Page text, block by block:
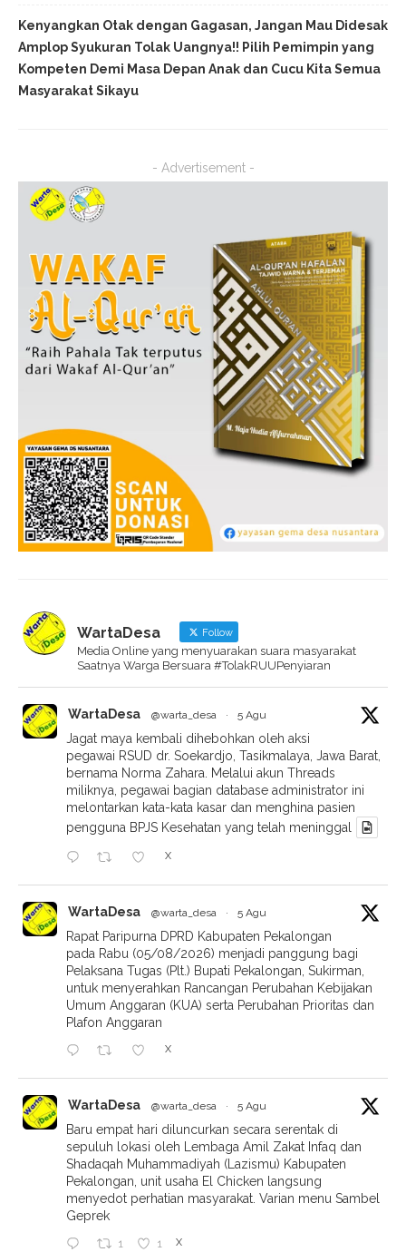
Kenyangkan Otak dengan Gagasan, Jangan Mau Didesak
Amplop Syukuran Tolak Uangnya!! Pilih Pemimpin yang
Kompeten Demi Masa Depan Anak dan Cucu Kita Semua
Masyarakat Sikayu
- Advertisement -
WartaDesa Follow
Media Online yang menyuarakan suara masyarakat
Saatnya Warga Bersuara #TolakRUUPenyiaran
WartaDesa @warta_desa · 5 Agu
Jagat maya kembali dihebohkan oleh aksi
pegawai RSUD dr. Soekardjo, Tasikmalaya, Jawa Barat,
bernama Norma Zahara. Melalui akun Threads
miliknya, pegawai bagian database administrator ini
melontarkan kata-kata kasar dan menghina pasien
pengguna BPJS Kesehatan yang telah meninggal
X
WartaDesa @warta_desa · 5 Agu
Rapat Paripurna DPRD Kabupaten Pekalongan
pada Rabu (05/08/2026) menjadi panggung bagi
Pelaksana Tugas (Plt.) Bupati Pekalongan, Sukirman,
untuk menyerahkan Rancangan Perubahan Kebijakan
Umum Anggaran (KUA) serta Perubahan Prioritas dan
Plafon Anggaran
X
WartaDesa @warta_desa · 5 Agu
Baru empat hari diluncurkan secara serentak di
sepuluh lokasi oleh Lembaga Amil Zakat Infaq dan
Shadaqah Muhammadiyah (Lazismu) Kabupaten
Pekalongan, unit usaha El Chicken langsung
menyedot perhatian masyarakat. Varian menu Sambel
Geprek
1 1 X